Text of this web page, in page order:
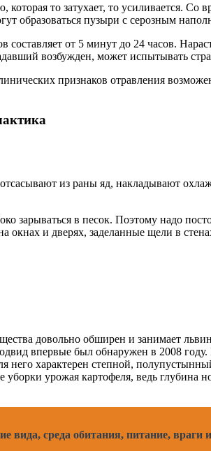
то затухает, то усиливается.
образоваться пузыри с серозным
от 5 минут до 24 часов.
возбужден, может испытывать
признаков отравления
из раны яд, накладывают
зарываться в песок. Поэтому надо
и дверях, заделанные щели в
довольно обширен и занимает
впервые был обнаружен в 2008
него характерен степной,
урожая картофеля, ведь глубина
вида, среда обитания, питание, враги